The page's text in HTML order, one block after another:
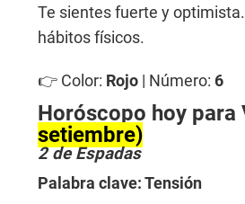
Te sientes fuerte y
hábitos físicos.
👉 Color: Rojo | Número: 6
Horóscopo hoy para
setiembre)
2 de Espadas
Palabra clave: Tensión